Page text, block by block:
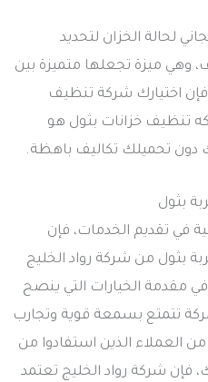
لحالة الخزان لتحديد
وهي ميزة تجعلها متميزة بين
اختيارك شركة تنظيف
تنظيف خزانات بثول هو
دون تحميلك تكاليف باهظة.
بثول
في تقديم الخدمات، فإن
بثول من شركة رواد الخليج
مقدمة الخيارات التي ينصح
تتمتع بسمعة قوية وتجارب
العملاء الذين استفادوا من
شركة رواد الخليج تعتمد